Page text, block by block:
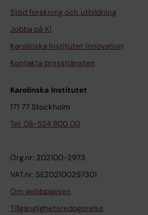
Stöd forskning och utbildning
Jobba på KI
Karolinska Institutet Innovation
Kontakta presstjänsten
Karolinska Institutet
171 77 Stockholm
Tel: 08-524 800 00
Org.nr: 202100-2973
VAT.nr: SE202100297301
Om webbplatsen
Tillgänglighetsredogörelse